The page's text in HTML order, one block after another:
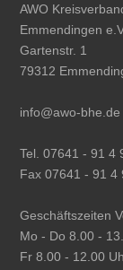
AWO
Emmendingen
Gartenstr. 1
79312
info@awo-bhe.de
Tel. 07641 - 91 4
Fax 07641 - 91 4
Geschäftszeiten
Mo - Do 8.00 -
Fr 8.00 - 12.00